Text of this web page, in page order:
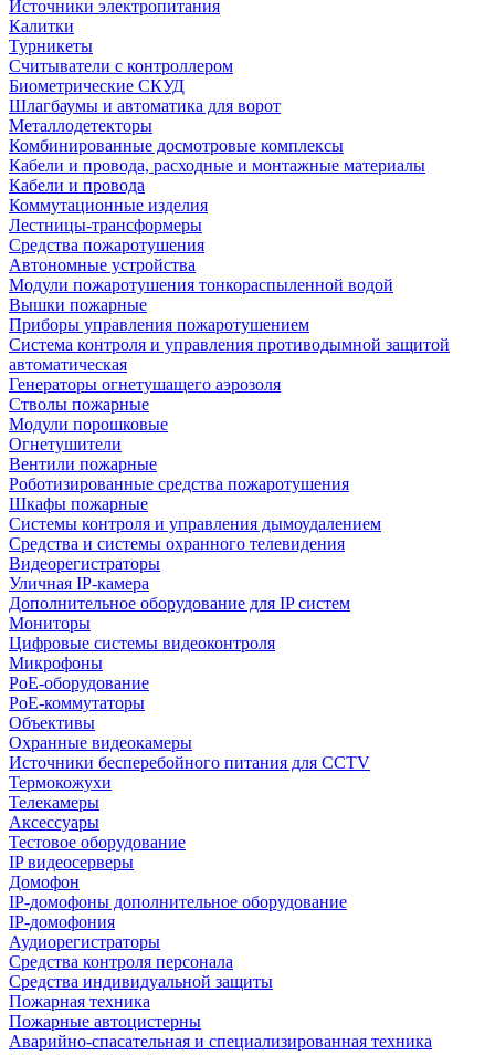
Источники электропитания
Калитки
Турникеты
Считыватели с контроллером
Биометрические СКУД
Шлагбаумы и автоматика для ворот
Металлодетекторы
Комбинированные досмотровые комплексы
Кабели и провода, расходные и монтажные материалы
Кабели и провода
Коммутационные изделия
Лестницы-трансформеры
Средства пожаротушения
Автономные устройства
Модули пожаротушения тонкораспыленной водой
Вышки пожарные
Приборы управления пожаротушением
Система контроля и управления противодымной защитой
автоматическая
Генераторы огнетушащего аэрозоля
Стволы пожарные
Модули порошковые
Огнетушители
Вентили пожарные
Роботизированные средства пожаротушения
Шкафы пожарные
Системы контроля и управления дымоудалением
Средства и системы охранного телевидения
Видеорегистраторы
Уличная IP-камера
Дополнительное оборудование для IP систем
Мониторы
Цифровые системы видеоконтроля
Микрофоны
PoE-оборудование
PoE-коммутаторы
Объективы
Охранные видеокамеры
Источники бесперебойного питания для CCTV
Термокожухи
Телекамеры
Аксессуары
Тестовое оборудование
IP видеосерверы
Домофон
IP-домофоны дополнительное оборудование
IP-домофония
Аудиорегистраторы
Средства контроля персонала
Средства индивидуальной защиты
Пожарная техника
Пожарные автоцистерны
Аварийно-спасательная и специализированная техника